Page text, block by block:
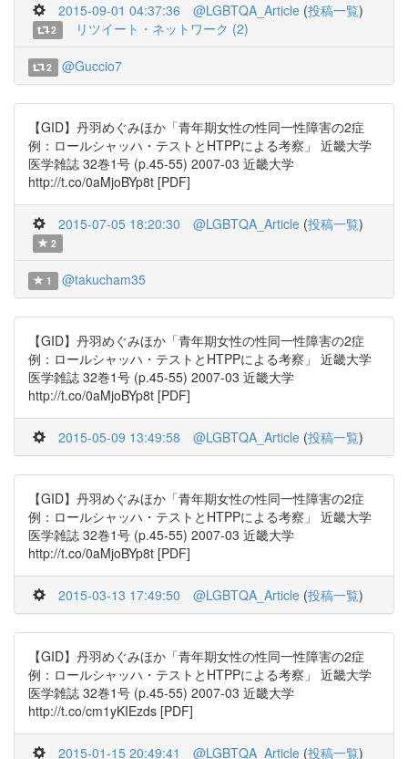
2015-09-01 04:37:36 @LGBTQA_Article (投稿一覧)
2 リツイート・ネットワーク (2)
2 @Guccio7
【GID】丹羽めぐみほか「青年期女性の性同一性障害の2症
例：ロールシャッハ・テストとHTPPによる考察」 近畿大学
医学雑誌 32巻1号 (p.45-55) 2007-03 近畿大学
http://t.co/0aMjoBYp8t [PDF]
2015-07-05 18:20:30 @LGBTQA_Article (投稿一覧)
2
1 @takucham35
【GID】丹羽めぐみほか「青年期女性の性同一性障害の2症
例：ロールシャッハ・テストとHTPPによる考察」 近畿大学
医学雑誌 32巻1号 (p.45-55) 2007-03 近畿大学
http://t.co/0aMjoBYp8t [PDF]
2015-05-09 13:49:58 @LGBTQA_Article (投稿一覧)
【GID】丹羽めぐみほか「青年期女性の性同一性障害の2症
例：ロールシャッハ・テストとHTPPによる考察」 近畿大学
医学雑誌 32巻1号 (p.45-55) 2007-03 近畿大学
http://t.co/0aMjoBYp8t [PDF]
2015-03-13 17:49:50 @LGBTQA_Article (投稿一覧)
【GID】丹羽めぐみほか「青年期女性の性同一性障害の2症
例：ロールシャッハ・テストとHTPPによる考察」 近畿大学
医学雑誌 32巻1号 (p.45-55) 2007-03 近畿大学
http://t.co/cm1yKIEzds [PDF]
2015-01-15 20:49:41 @LGBTQA_Article (投稿一覧)